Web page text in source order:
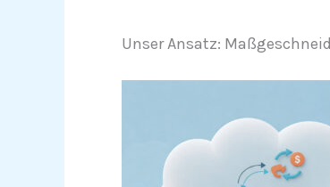
Unser Ansatz: